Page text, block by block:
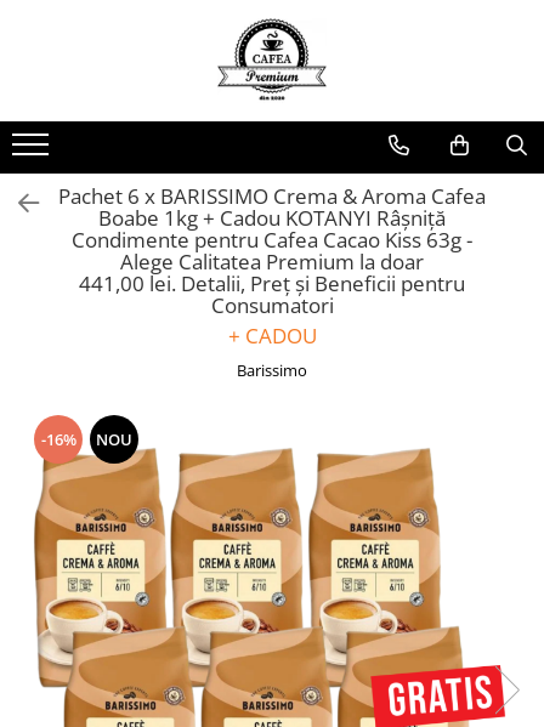
Ceai in Plic
Ceai Vărsat
Ceai Instant
Capsule cu Cafea
Cafea Instant
Mix-uri
Ciocolată Caldă / Cappuccino
Rontanele Sarate
Biscuiti & Fursecuri
Ciocolata & Praline
Dropsuri/Jeleuri
Gem si Dulceata din Fructe
Prajituri Ambalate
Cadouri
Condimente
Lapte pentru Cafea
Pahare / Capace / Palete
Siropuri și Topping
Pachet 6 x BARISSIMO Crema & Aroma Cafea
Boabe 1kg + Cadou KOTANYI Râșniță
Condimente pentru Cafea Cacao Kiss 63g -
Alege Calitatea Premium la doar
441,00 lei. Detalii, Preț și Beneficii pentru
Consumatori
+ CADOU
Barissimo
-16% NOU